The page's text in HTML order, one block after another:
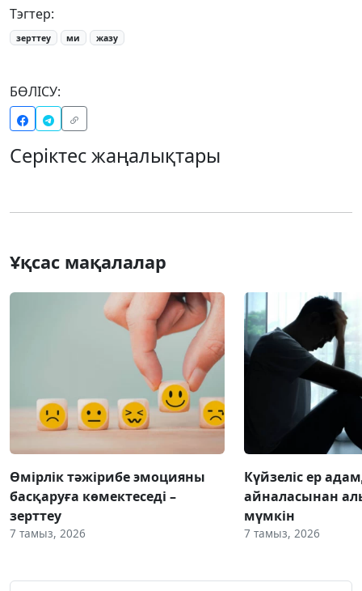
Тэгтер:
зерттеу ми жазу
БӨЛІСУ:
Серіктес жаңалықтары
Ұқсас мақалалар
Өмірлік тәжірибе эмоцияны
басқаруға көмектеседі –
зерттеу
7 тамыз, 2026
Күйзеліс ер
айналасынан
мүмкін
7 тамыз, 2026